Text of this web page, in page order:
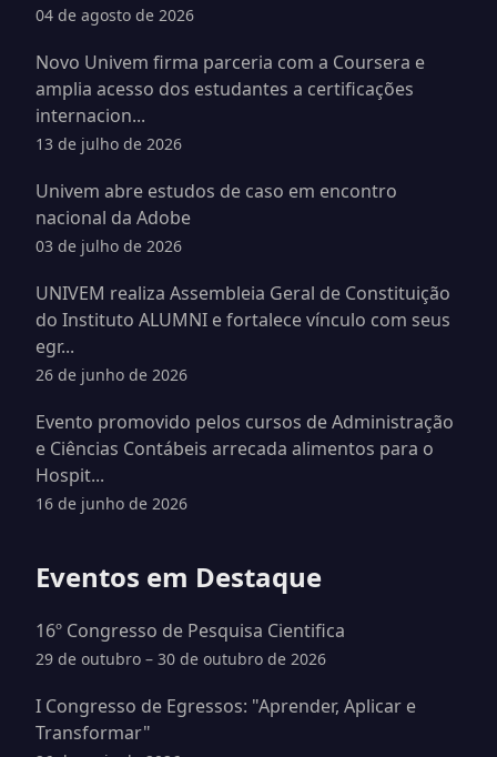
04 de agosto de 2026
Novo Univem firma parceria com a Coursera e
amplia acesso dos estudantes a certificações
internacion...
13 de julho de 2026
Univem abre estudos de caso em encontro
nacional da Adobe
03 de julho de 2026
UNIVEM realiza Assembleia Geral de Constituição
do Instituto ALUMNI e fortalece vínculo com seus
egr...
26 de junho de 2026
Evento promovido pelos cursos de Administração
e Ciências Contábeis arrecada alimentos para o
Hospit...
16 de junho de 2026
Eventos em Destaque
16º Congresso de Pesquisa Cientifica
29 de outubro – 30 de outubro de 2026
I Congresso de Egressos: "Aprender, Aplicar e
Transformar"